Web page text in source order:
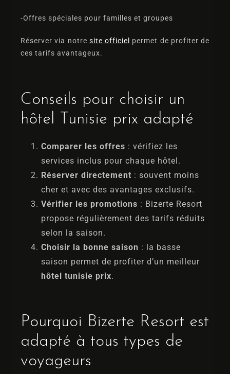
-Offres spéciales pour familles et groupes
Réserver via notre site officiel
permet de profiter de
ces tarifs avantageux.
Conseils pour choisir un
hôtel Tunisie prix adapté
Comparer les offres : vérifiez les
services inclus pour chaque hôtel.
Réserver directement : souvent moins
cher et avec des avantages exclusifs.
Vérifier les promotions : Bizerte Resort
propose régulièrement des tarifs réduits
selon la saison.
Choisir la bonne saison : la basse
saison permet de profiter d’un meilleur
hôtel tunisie prix.
Pourquoi Bizerte Resort est
adapté à tous types de
voyageurs